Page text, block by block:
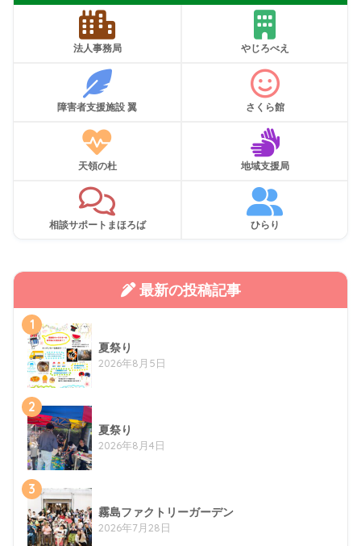
法人事務局 やじろべえ
障害者支援施設 翼 さくら館
天領の杜 地域支援局
相談サポートまほろば ひらり
最新の投稿記事
1
夏祭り
2026年8月5日
2
夏祭り
2026年8月4日
3
霧島ファクトリーガーデン
2026年7月28日